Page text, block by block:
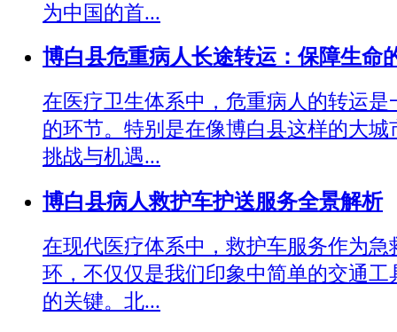
为中国的首...
博白县危重病人长途转运：保障生命
在医疗卫生体系中，危重病人的转运是
的环节。特别是在像博白县这样的大城
挑战与机遇...
博白县病人救护车护送服务全景解析
在现代医疗体系中，救护车服务作为急
环，不仅仅是我们印象中简单的交通工
的关键。北...